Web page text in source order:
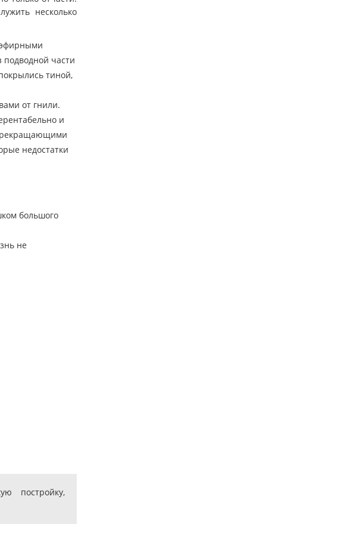
несколько
подводной части
тиной,
от гнили.
и
недостатки
большого
не
постройку,